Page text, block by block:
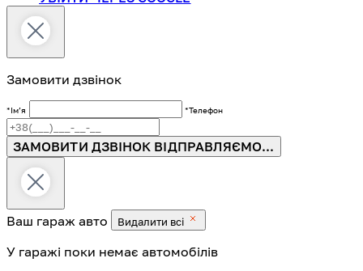
Замовити дзвінок
*Імʼя *Телефон
ЗАМОВИТИ ДЗВІНОК ВІДПРАВЛЯЄМО...
Ваш гараж авто Видалити всі
У гаражі поки немає автомобілів